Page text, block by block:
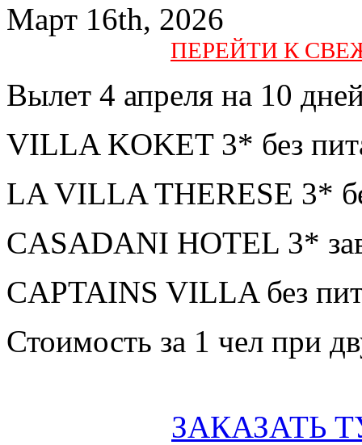
Март 16th, 2026
ПЕРЕЙТИ К
Вылет 4 апреля на 10
VILLA KOKET 3* без
LA VILLA THERESE 3*
CASADANI HOTEL 3*
CAPTAINS VILLA без
Стоимость за 1 чел при
ЗАКАЗАТЬ